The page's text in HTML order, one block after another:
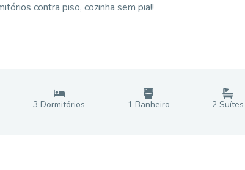
contra piso, cozinha sem pia!!
3 Dormitórios 1 Banheiro 2Suítes